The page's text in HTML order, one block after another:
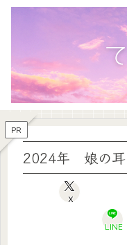
PR
2024年 娘の耳
X
LINE